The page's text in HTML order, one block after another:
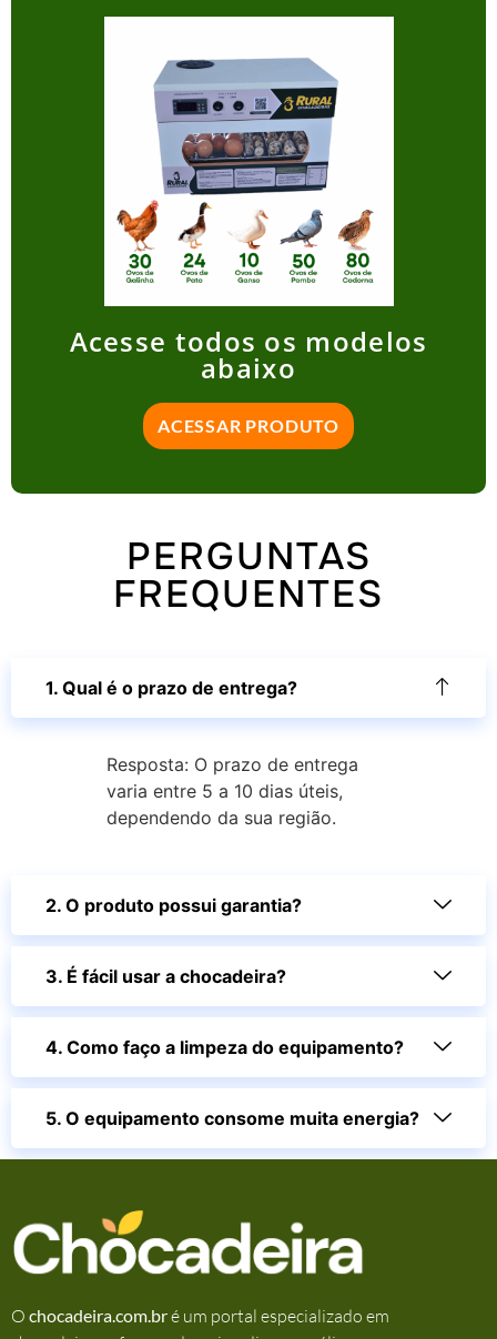
Acesse todos os modelos
abaixo
ACESSAR PRODUTO
PERGUNTAS
FREQUENTES
1. Qual é o prazo de entrega?
Resposta: O prazo de entrega
varia entre 5 a 10 dias úteis,
dependendo da sua região.
2. O produto possui garantia?
3. É fácil usar a chocadeira?
4. Como faço a limpeza do equipamento?
5. O equipamento consome muita energia?
O chocadeira.com.bré um portal especializado em